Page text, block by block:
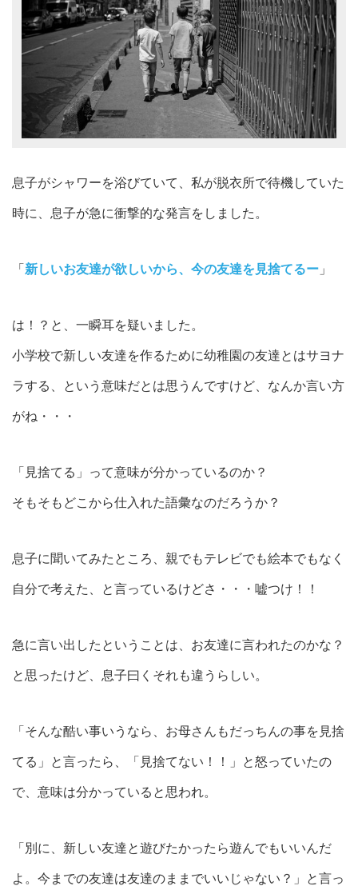
息子がシャワーを浴びていて、私が脱衣所で待機していた
時に、息子が急に衝撃的な発言をしました。
「 新しいお友達が欲しいから、今の友達を見捨てるー 」
は！？と、一瞬耳を疑いました。
小学校で新しい友達を作るために幼稚園の友達とはサヨナ
ラする、という意味だとは思うんですけど、なんか言い方
がね・・・
「見捨てる」って意味が分かっているのか？
そもそもどこから仕入れた語彙なのだろうか？
息子に聞いてみたところ、親でもテレビでも絵本でもなく
自分で考えた、と言っているけどさ・・・嘘つけ！！
急に言い出したということは、お友達に言われたのかな？
と思ったけど、息子曰くそれも違うらしい。
「そんな酷い事いうなら、お母さんもだっちんの事を見捨
てる」と言ったら、「見捨てない！！」と怒っていたの
で、意味は分かっていると思われ。
「別に、新しい友達と遊びたかったら遊んでもいいんだ
よ。今までの友達は友達のままでいいじゃない？」と言っ